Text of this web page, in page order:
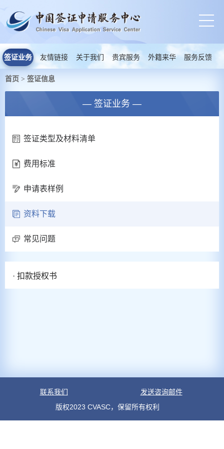
签证业务 友情链接 关于我们 贵宾服务 外籍来华 服务反馈
首页 > 签证信息
— 签证业务 —
签证类型及材料清单
费用标准
申请表样例
资料下载
常见问题
· 扣款授权书
联系我们
发送咨询邮件
版权2023 CVASC，保留所有权利